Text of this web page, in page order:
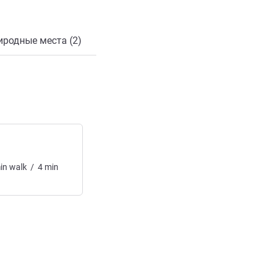
места (2)
walk / 4 min